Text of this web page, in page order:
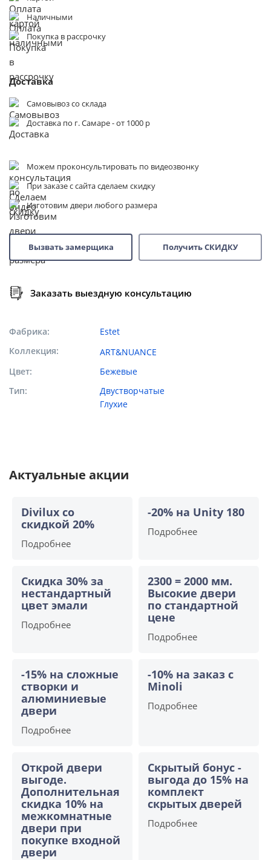
Можем проконсультировать по видеозвонку
При заказе с сайта сделаем скидку
Изготовим двери любого размера
Вызвать замерщика Получить СКИДКУ
Заказать выездную консультацию
Фабрика
Estet
Коллекция
ART&NUANCE
Цвет
Бежевые
Тип
Двустворчатые
Глухие
Наличными
Покупка в рассрочку
Доставка
Самовывоз со склада
Доставка по г. Самаре - от 1000 р
Актуальные акции
Divilux со
скидкой 20%
Подробнее
-20% на Unity 180
Подробнее
Скидка 30% за
нестандартный
цвет эмали
Подробнее
2300 = 2000 мм.
Высокие двери
по стандартной
цене
Подробнее
-15% на сложные
створки и
алюминиевые
двери
Подробнее
-10% на заказ с
Minoli
Подробнее
Открой двери
выгоде.
Дополнительная
скидка 10% на
межкомнатные
двери при
покупке входной
двери
Скрытый бонус -
выгода до 15% на
комплект
скрытых дверей
Подробнее